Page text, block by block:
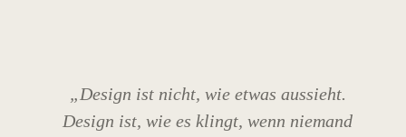
„Design ist nicht, wie etwas aussieht.
Design ist, wie es klingt, wenn niemand